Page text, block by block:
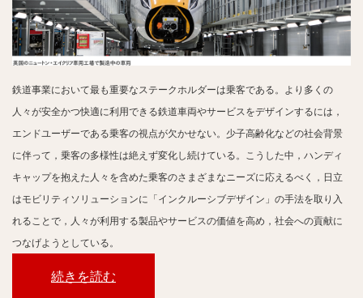
鉄道事業において最も重要なステークホルダーは乗客である。より多くの
人々が安全かつ快適に利用できる鉄道車両やサービスをデザインするには，
エンドユーザーである乗客の視点が欠かせない。少子高齢化などの社会背景
に伴って，乗客の多様性は絶えず変化し続けている。こうした中，ハンディ
キャップを抱えた人々を含めた乗客のさまざまなニーズに応えるべく，日立
はモビリティソリューションに「インクルーシブデザイン」の手法を取り入
れることで，人々が利用する製品やサービスの価値を高め，社会への貢献に
つなげようとしている。
続きを読む